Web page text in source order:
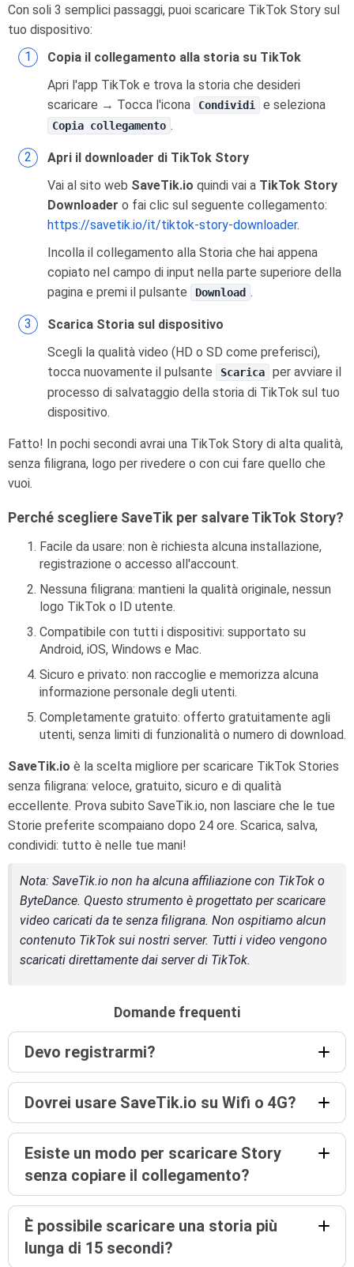
Con soli 3 semplici passaggi, puoi scaricare TikTok Story sul
tuo dispositivo:
Copia il collegamento alla storia su TikTok
Apri l'app TikTok e trova la storia che desideri
scaricare → Tocca l'icona
Condividi e seleziona
Copia collegamento .
Apri il downloader di TikTok Story
Vai al sito web SaveTik.io quindi vai a TikTok Story
Downloader o fai clic sul seguente collegamento:
https://savetik.io/it/tiktok-story-downloader.
Incolla il collegamento alla Storia che hai appena
copiato nel campo di input nella parte superiore della
pagina e premi il pulsante
Download .
Scarica Storia sul dispositivo
Scegli la qualità video (HD o SD come preferisci),
tocca nuovamente il pulsante
Scarica
per avviare il
processo di salvataggio della storia di TikTok sul tuo
dispositivo.
Fatto! In pochi secondi avrai una TikTok Story di alta qualità,
senza filigrana, logo per rivedere o con cui fare quello che
vuoi.
Perché scegliere SaveTik per salvare TikTok Story?
Facile da usare: non è richiesta alcuna installazione,
registrazione o accesso all'account.
Nessuna filigrana: mantieni la qualità originale, nessun
logo TikTok o ID utente.
Compatibile con tutti i dispositivi: supportato su
Android, iOS, Windows e Mac.
Sicuro e privato: non raccoglie e memorizza alcuna
informazione personale degli utenti.
Completamente gratuito: offerto gratuitamente agli
utenti, senza limiti di funzionalità o numero di download.
SaveTik.io è la scelta migliore per scaricare TikTok Stories
senza filigrana: veloce, gratuito, sicuro e di qualità
eccellente. Prova subito SaveTik.io, non lasciare che le tue
Storie preferite scompaiano dopo 24 ore. Scarica, salva,
condividi: tutto è nelle tue mani!
Nota: SaveTik.io non ha alcuna affiliazione con TikTok o
ByteDance. Questo strumento è progettato per scaricare
video caricati da te senza filigrana. Non ospitiamo alcun
contenuto TikTok sui nostri server. Tutti i video vengono
scaricati direttamente dai server di TikTok.
Domande frequenti
Devo registrarmi?
Dovrei usare SaveTik.io su Wifi o 4G?
Esiste un modo per scaricare Story
senza copiare il collegamento?
È possibile scaricare una storia più
lunga di 15 secondi?